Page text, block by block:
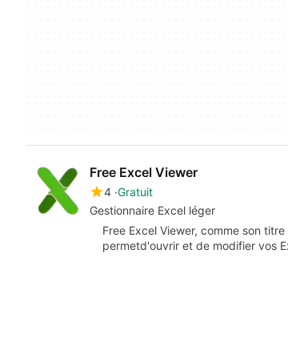
Free Excel Viewer
4 Gratuit
Gestionnaire Excel léger
Free Excel Viewer, comme son
permetd'ouvrir et de modifier vos